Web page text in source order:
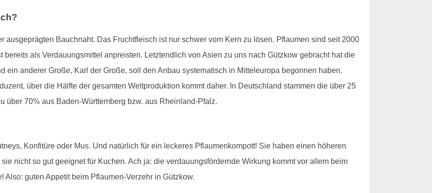
ausgeprägten Bauchnaht. Das Fruchtfleisch ist nur schwer vom Kern zu lösen. Pflaumen sind seit 2000
als Verdauungsmittel anpreisten. Letztendlich von Asien zu uns nach Gützkow gebracht hat die
ein anderer Große, Karl der Große, soll den Anbau systematisch in Mitteleuropa begonnen haben.
über die Hälfte der gesamten Weltproduktion kommt daher. In Deutschland stammen die über 25
über 70% aus Baden-Württemberg bzw. aus Rheinland-Pfalz.
Konfitüre oder Mus. Und natürlich für ein leckeres Pflaumenkompott! Sie haben einen höheren
nicht so gut geeignet für Kuchen. Ach ja: die verdauungsfördernde Wirkung kommt vor allem beim
Also: guten Appetit beim Pflaumen-Verzehr in Gützkow.